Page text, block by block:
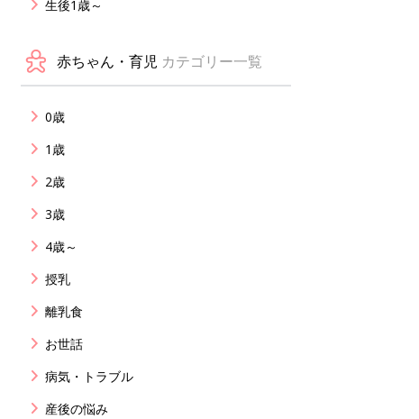
生後1歳～
赤ちゃん・育児 カテゴリー一覧
0歳
1歳
2歳
3歳
4歳～
授乳
離乳食
お世話
病気・トラブル
産後の悩み